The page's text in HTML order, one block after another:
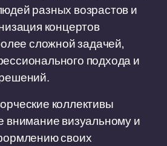
разных возрастов и
концертов
сложной задачей,
подхода и
коллективы
внимание визуальному и
своих